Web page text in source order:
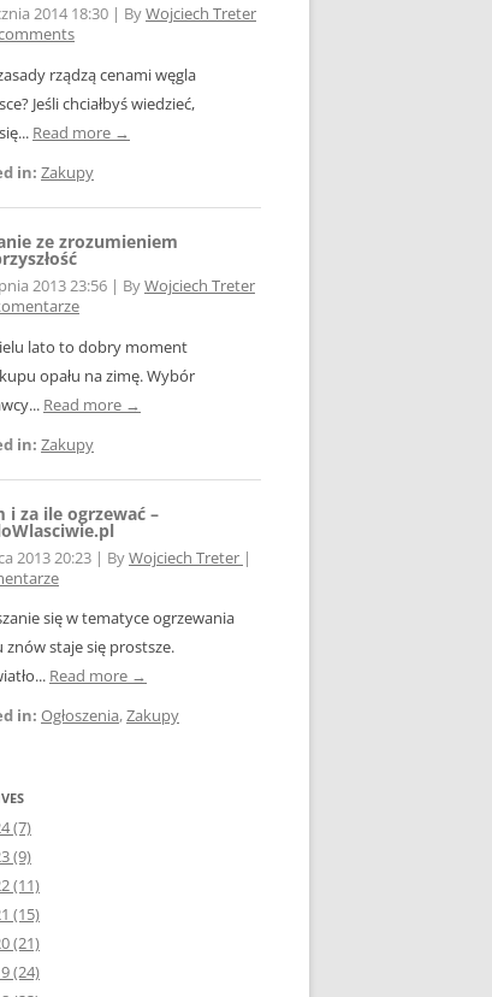
2014 18:30 | ByWojciech Treter
rządzą cenami węgla
Jeśli chciałbyś wiedzieć,
Read more →
in: Zakupy
ze zrozumieniem
2013 23:56 | ByWojciech Treter
lato to dobry moment
opału na zimę. Wybór
Read more →
in: Zakupy
i za ile ogrzewać –
2013 20:23 | ByWojciech Treter |
się w tematyce ogrzewania
znów staje się prostsze.
Read more →
in: Ogłoszenia,Zakupy
(7)
(9)
(11)
(15)
(21)
(24)